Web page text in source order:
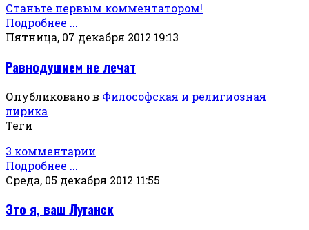
Станьте первым комментатором!
Подробнее ...
Пятница, 07 декабря 2012 19:13
Равнодушием не лечат
Опубликовано в Философская и религиозная
лирика
Теги
3 комментарии
Подробнее ...
Среда, 05 декабря 2012 11:55
Это я, ваш Луганск